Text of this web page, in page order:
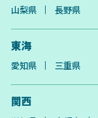
山梨県 長野県
東海
愛知県 三重県
関西